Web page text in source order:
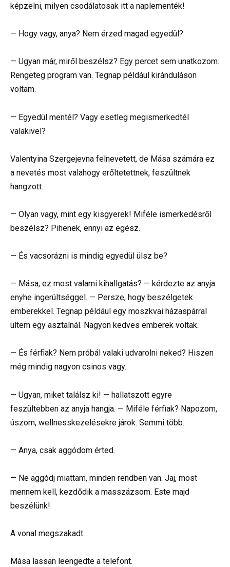
képzelni, milyen csodálatosak itt a naplementék!
— Hogy vagy, anya? Nem érzed magad egyedül?
— Ugyan már, miről beszélsz? Egy percet sem unatkozom.
Rengeteg program van. Tegnap például kiránduláson
voltam.
— Egyedül mentél? Vagy esetleg megismerkedtél
valakivel?
Valentyina Szergejevna felnevetett, de Mása számára ez
a nevetés most valahogy erőltetettnek, feszültnek
hangzott.
— Olyan vagy, mint egy kisgyerek! Miféle ismerkedésről
beszélsz? Pihenek, ennyi az egész.
— És vacsorázni is mindig egyedül ülsz be?
— Mása, ez most valami kihallgatás? — kérdezte az anyja
enyhe ingerültséggel. — Persze, hogy beszélgetek
emberekkel. Tegnap például egy moszkvai házaspárral
ültem egy asztalnál. Nagyon kedves emberek voltak.
— És férfiak? Nem próbál valaki udvarolni neked? Hiszen
még mindig nagyon csinos vagy.
— Ugyan, miket találsz ki! — hallatszott egyre
feszültebben az anyja hangja. — Miféle férfiak? Napozom,
úszom, wellnesskezelésekre járok. Semmi több.
— Anya, csak aggódom érted.
— Ne aggódj miattam, minden rendben van. Jaj, most
mennem kell, kezdődik a masszázsom. Este majd
beszélünk!
A vonal megszakadt.
Mása lassan leengedte a telefont.